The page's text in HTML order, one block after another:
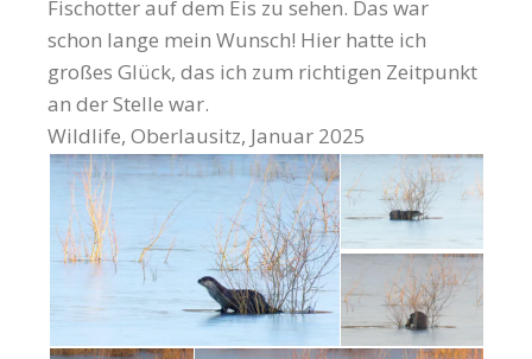
Fischotter auf dem Eis zu sehen. Das war
schon lange mein Wunsch! Hier hatte ich
großes Glück, das ich zum richtigen Zeitpunkt
an der Stelle war.
Wildlife, Oberlausitz, Januar 2025